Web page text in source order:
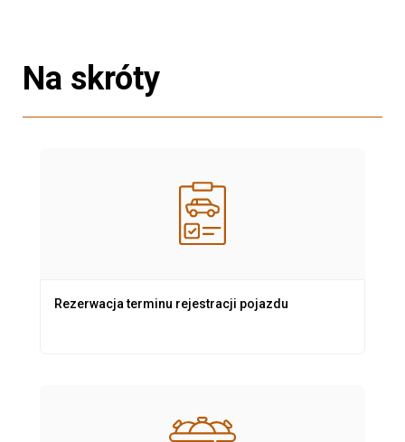
Na skróty
Rezerwacja terminu rejestracji pojazdu